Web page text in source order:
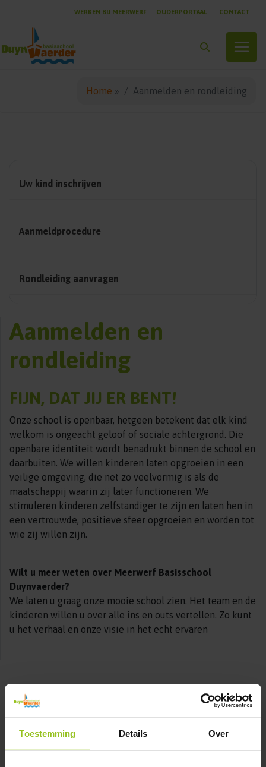
Toestemming Details Over
WERKEN BIJ MEERWERF OUDERPORTAAL CONTACT
Home » Aanmelden en rondleiding
Uw kind inschrijven
Aanmeldprocedure
Rondleiding aanvragen
Aanmelden en
rondleiding
FIJN, DAT JIJ ER BENT!
Onze school is openbaar, hetgeen betekent dat elk kind
welkom is ongeacht geloof of sociale achtergrond. Die
openbare identiteit wordt benadrukt binnen de school en
daarbuiten. We willen kinderen laten opgroeien in een
veilige omgeving, die net zo veelvormig is als de
maatschappij waarin zij later functioneren. We
stimuleren kinderen zelfstandiger te zijn en laten hen in
een vertrouwde, positieve sfeer opgroeien en worden tot
wie zij willen zijn.
Wilt u meer weten over Meerwerf Basisschool
Duynvaerder?
We laten u graag onze mooie school zien. Het team en de
kinderen willen u over alle ins en outs vertellen. Zo kunt
u het verhaal en onze visie in het echt ervaren